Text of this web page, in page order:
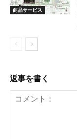
商品サービス
返事を書く